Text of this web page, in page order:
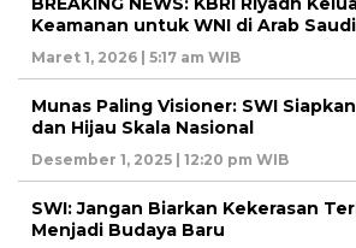
Keamanan untuk WNI di Arab Saudi
Maret 1, 2026 | 5:17 am WIB
Munas Paling Visioner: SWI
dan Hijau Skala Nasional
Desember 1, 2025 | 12:20 pm WIB
SWI: Jangan Biarkan Kekerasan
Menjadi Budaya Baru